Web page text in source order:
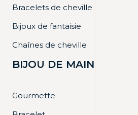
Bracelets de cheville
Bijoux de fantaisie
Chaînes de cheville
BIJOU DE MAIN
Gourmette